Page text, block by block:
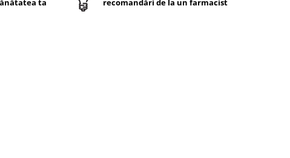
ta recomandări de la un farmacist